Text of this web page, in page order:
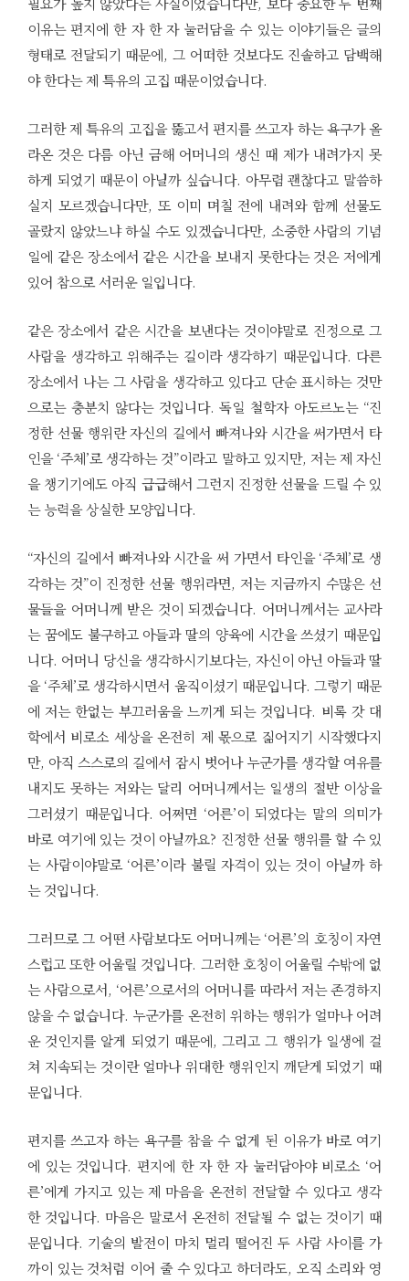
이유는 편지에 한 자 한 자 눌러담을 수 있는 이야기들은 글의
형태로 전달되기 때문에, 그 어떠한 것보다도 진솔하고 담백해
야 한다는 제 특유의 고집 때문이었습니다.
그러한 제 특유의 고집을 뚫고서 편지를 쓰고자 하는 욕구가 올
라온 것은 다름 아닌 금해 어머니의 생신 때 제가 내려가지 못
하게 되었기 때문이 아닐까 싶습니다. 아무렴 괜찮다고 말씀하
실지 모르겠습니다만, 또 이미 며칠 전에 내려와 함께 선물도
골랐지 않았느냐 하실 수도 있겠습니다만, 소중한 사람의 기념
일에 같은 장소에서 같은 시간을 보내지 못한다는 것은 저에게
있어 참으로 서러운 일입니다.
같은 장소에서 같은 시간을 보낸다는 것이야말로 진정으로 그
사람을 생각하고 위해주는 길이라 생각하기 때문입니다. 다른
장소에서 나는 그 사람을 생각하고 있다고 단순 표시하는 것만
으로는 충분치 않다는 것입니다. 독일 철학자 아도르노는 “진
정한 선물 행위란 자신의 길에서 빠져나와 시간을 써가면서 타
인을 ‘주체’로 생각하는 것”이라고 말하고 있지만, 저는 제 자신
을 챙기기에도 아직 급급해서 그런지 진정한 선물을 드릴 수 있
는 능력을 상실한 모양입니다.
“자신의 길에서 빠져나와 시간을 써 가면서 타인을 ‘주체’로 생
각하는 것”이 진정한 선물 행위라면, 저는 지금까지 수많은 선
물들을 어머니께 받은 것이 되겠습니다. 어머니께서는 교사라
는 꿈에도 불구하고 아들과 딸의 양육에 시간을 쓰셨기 때문입
니다. 어머니 당신을 생각하시기보다는, 자신이 아닌 아들과 딸
을 ‘주체’로 생각하시면서 움직이셨기 때문입니다. 그렇기 때문
에 저는 한없는 부끄러움을 느끼게 되는 것입니다. 비록 갓 대
학에서 비로소 세상을 온전히 제 몫으로 짊어지기 시작했다지
만, 아직 스스로의 길에서 잠시 벗어나 누군가를 생각할 여유를
내지도 못하는 저와는 달리 어머니께서는 일생의 절반 이상을
그러셨기 때문입니다. 어쩌면 ‘어른’이 되었다는 말의 의미가
바로 여기에 있는 것이 아닐까요? 진정한 선물 행위를 할 수 있
는 사람이야말로 ‘어른’이라 불릴 자격이 있는 것이 아닐까 하
는 것입니다.
그러므로 그 어떤 사람보다도 어머니께는 ‘어른’의 호칭이 자연
스럽고 또한 어울릴 것입니다. 그러한 호칭이 어울릴 수밖에 없
는 사람으로서, ‘어른’으로서의 어머니를 따라서 저는 존경하지
않을 수 없습니다. 누군가를 온전히 위하는 행위가 얼마나 어려
운 것인지를 알게 되었기 때문에, 그리고 그 행위가 일생에 걸
쳐 지속되는 것이란 얼마나 위대한 행위인지 깨닫게 되었기 때
문입니다.
편지를 쓰고자 하는 욕구를 참을 수 없게 된 이유가 바로 여기
에 있는 것입니다. 편지에 한 자 한 자 눌러담아야 비로소 ‘어
른’에게 가지고 있는 제 마음을 온전히 전달할 수 있다고 생각
한 것입니다. 마음은 말로서 온전히 전달될 수 없는 것이기 때
문입니다. 기술의 발전이 마치 멀리 떨어진 두 사람 사이를 가
까이 있는 것처럼 이어 줄 수 있다고 하더라도, 오직 소리와 영